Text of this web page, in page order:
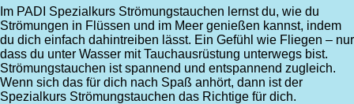
Im PADI Spezialkurs Strömungstauchen lernst du, wie du
Strömungen in Flüssen und im Meer genießen kannst, indem
du dich einfach dahintreiben lässt. Ein Gefühl wie Fliegen – nur
dass du unter Wasser mit Tauchausrüstung unterwegs bist.
Strömungstauchen ist spannend und entspannend zugleich.
Wenn sich das für dich nach Spaß anhört, dann ist der
Spezialkurs Strömungstauchen das Richtige für dich.